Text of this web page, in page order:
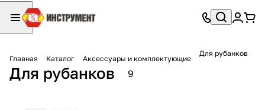
Главная Каталог Аксессуары и комплектующие
Для рубанков
Для рубанков 9